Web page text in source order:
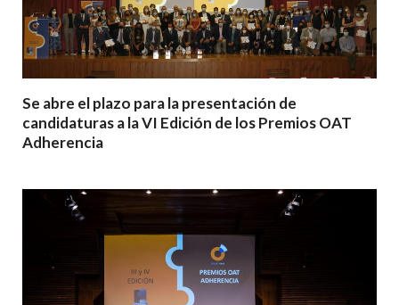
Se abre el plazo para la presentación de
candidaturas a la VI Edición de los Premios OAT
Adherencia